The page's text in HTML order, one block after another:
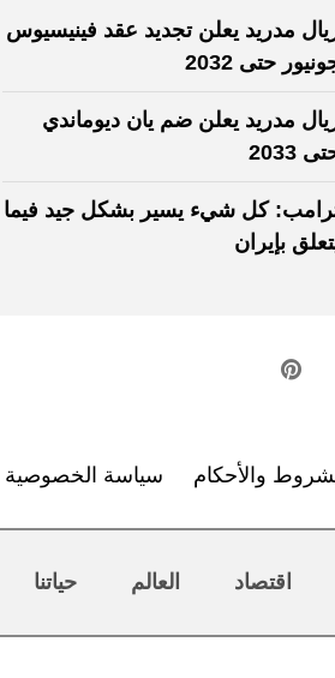
مدريد يعلن تجديد عقد فينيسيوس
حتى 2032
مدريد يعلن ضم يان ديوماندي
2033
كل شيء يسير بشكل جيد فيما
بإيران
والأحكام سياسة الخصوصية
اقتصاد العالم حياتنا